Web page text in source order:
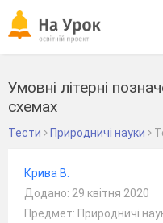
Умовні літерні
схемах
Тести Природничі науки
Крива В.
Додано: 29 квітня 2020
Предмет: Природничі